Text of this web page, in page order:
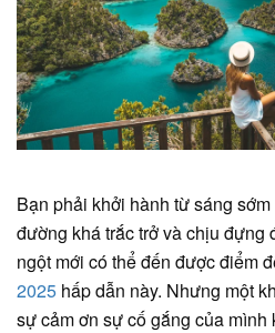
Bạn phải khởi hành từ sáng
đường khá trắc trở và chịu đựng
ngột mới có thể đến được điểm
2025 hấp dẫn này. Nhưng một
sự cảm ơn sự cố gắng của mình